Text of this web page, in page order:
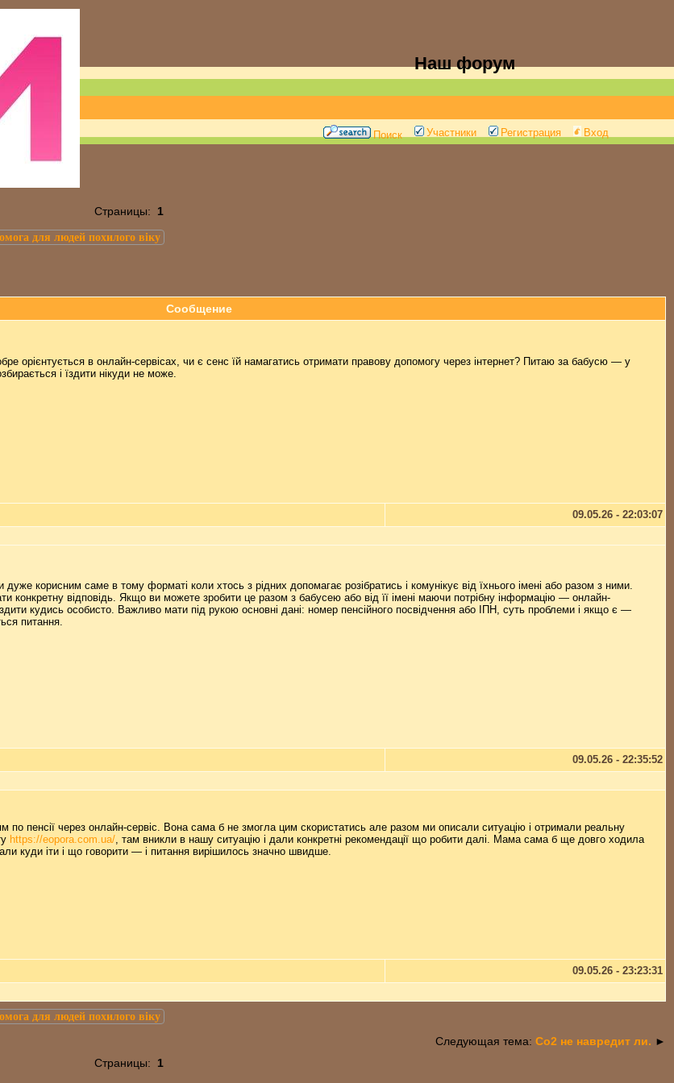
Наш форум
Поиск Участники Регистрация Вход
Страницы: 1
для людей похилого віку
Сообщение
орієнтується в онлайн-сервісах, чи є сенс їй намагатись отримати правову допомогу через інтернет? Питаю за бабусю — у
і їздити нікуди не може.
09.05.26 - 22:03:07
корисним саме в тому форматі коли хтось з рідних допомагає розібратись і комунікує від їхнього імені або разом з ними.
конкретну відповідь. Якщо ви можете зробити це разом з бабусею або від її імені маючи потрібну інформацію — онлайн-
кудись особисто. Важливо мати під рукою основні дані: номер пенсійного посвідчення або ІПН, суть проблеми і якщо є —
питання.
09.05.26 - 22:35:52
пенсії через онлайн-сервіс. Вона сама б не змогла цим скористатись але разом ми описали ситуацію і отримали реальну
https://eopora.com.ua/, там вникли в нашу ситуацію і дали конкретні рекомендації що робити далі. Мама сама б ще довго ходила
куди іти і що говорити — і питання вирішилось значно швидше.
09.05.26 - 23:23:31
для людей похилого віку
Следующая тема: Со2 не навредит ли. ►
Страницы: 1